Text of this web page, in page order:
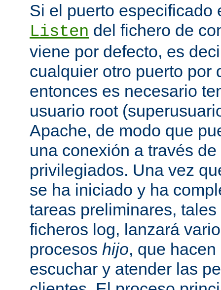
Si el puerto especificado
Listen del fichero de
viene por defecto, es
cualquier otro puerto por
entonces es necesario
usuario root
Apache, de modo que
una conexión a través
privilegiados. Una vez
se ha iniciado y ha
tareas preliminares,
ficheros log, lanzará
procesos hijo, que
escuchar y atender las